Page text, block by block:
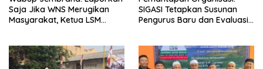
Saja Jika WNS Merugikan
Masyarakat, Ketua LSM
Anggota Kelompok Ahli
Pemkab
SIGASI Tetapkan Susunan
Pengurus Baru dan Evaluasi